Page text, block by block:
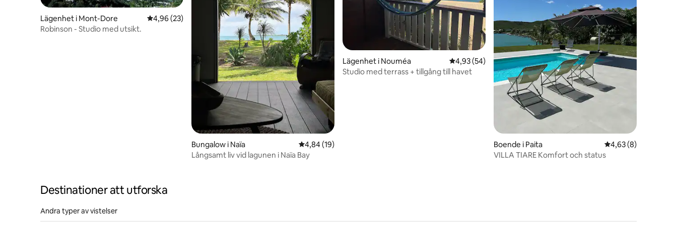
Lägenhet i Mont-Dore 4,96 av 5 i genomsnittligt betyg, 23 omdömen
4,96 (23)
Robinson - Studio med utsikt.
Bungalow i Naïa 4,84 av 5 i genomsnittligt betyg, 19 omdömen
4,84 (19)
Långsamt liv vid lagunen i Naïa Bay
Lägenhet i Nouméa 4,93 av 5 i genomsnittligt betyg, 54 omdömen
4,93 (54)
Studio med terrass + tillgång till havet
Boende i Paita 4,63 av 5 i
4,63 (8)
VILLA TIARE Komfort och status
Destinationer att utforska
Andra typer av vistelser